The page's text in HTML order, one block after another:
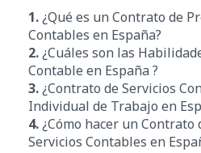
1.¿Qué es un Contrato de
Contables en España?
2.¿Cuáles son las
Contable en España ?
3.¿Contrato de Servicios
Individual de Trabajo en
4.¿Cómo hacer un Contrato
Servicios Contables en